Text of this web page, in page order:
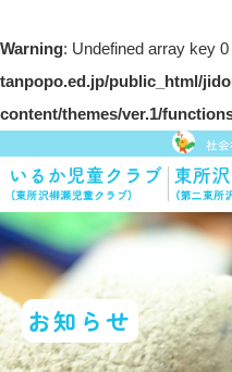
Warning: Undefined array key 0
tanpopo.ed.jp/public_html/
content/themes/ver.1/
社
お知らせ